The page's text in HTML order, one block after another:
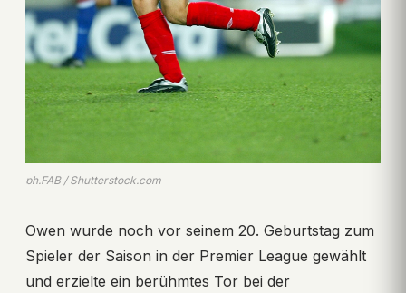
ph.FAB / Shutterstock.com
Owen wurde noch vor seinem 20. Geburtstag zum
Spieler der Saison in der Premier League gewählt
und erzielte ein berühmtes Tor bei der